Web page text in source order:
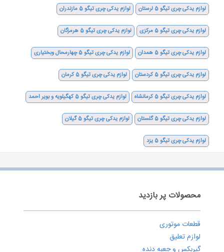
لوازم یدکی چری تیگو 5 لرستان لوازم یدکی چری تیگو 5 مازندران
لوازم یدکی چری تیگو 5 مرکزی لوازم یدکی چری تیگو 5 هرمزگان
لوازم یدکی چری تیگو 5 همدان لوازم یدکی چری تیگو 5 چهارمحال وبختیاری
لوازم یدکی چری تیگو 5 کردستان لوازم یدکی چری تیگو 5 کرمان
لوازم یدکی چری تیگو 5 کرمانشاه لوازم یدکی چری تیگو 5 کهگیلویه و بویر احمد
لوازم یدکی چری تیگو 5 گلستان لوازم یدکی چری تیگو 5 گیلان
لوازم یدکی چری تیگو 5 یزد
محصولات پر بازدید
قطعات موتوری
لوازم تعلیق